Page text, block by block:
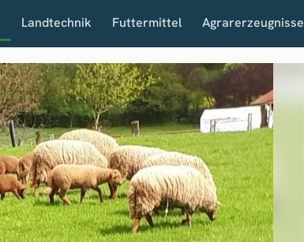
Landtechnik Futtermittel Agrarerzeugnisse